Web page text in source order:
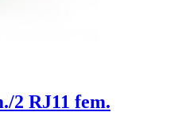
2 RJ11 fem.